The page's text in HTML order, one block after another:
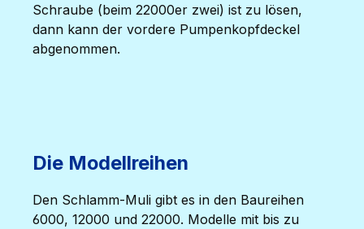
Schraube (beim 22000er zwei) ist zu lösen,
dann kann der vordere Pumpenkopfdeckel
abgenommen.
Die Modellreihen
Den Schlamm-Muli gibt es in den Baureihen
6000, 12000 und 22000. Modelle mit bis zu